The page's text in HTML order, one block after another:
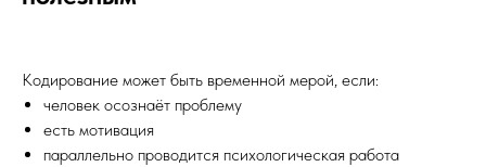
Кодирование может быть временной мерой, если:
человек осознаёт проблему
есть мотивация
параллельно проводится психологическая работа